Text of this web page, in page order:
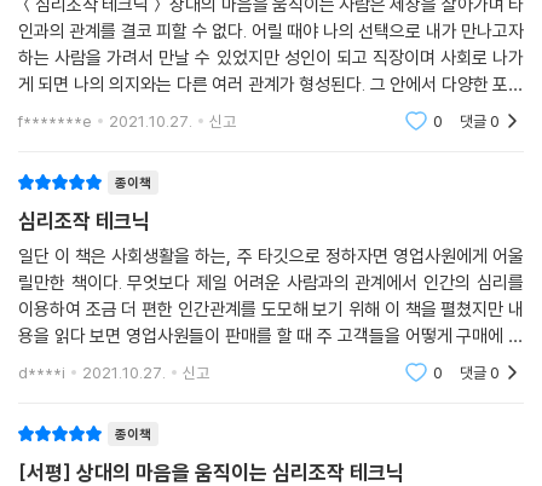
인과의 관계를 결코 피할 수 없다. 어릴 때야 나의 선택으로 내가 만나고자
하는 사람을 가려서 만날 수 있었지만 성인이 되고 직장이며 사회로 나가
게 되면 나의 의지와는 다른 여러 관계가 형성된다. 그 안에서 다양한 포지
션을 경험하게 되고 극도의 피로감과 내 맘대로 되지 않는 답답함을 느끼
f*******e 2021.10.27. 신고 0 댓글0
종이책
심리조작 테크닉
일단 이 책은 사회생활을 하는, 주 타깃으로 정하자면 영업사원에게 어울
릴만한 책이다. 무엇보다 제일 어려운 사람과의 관계에서 인간의 심리를
이용하여 조금 더 편한 인간관계를 도모해 보기 위해 이 책을 펼쳤지만 내
용을 읽다 보면 영업사원들이 판매를 할 때 주 고객들을 어떻게 구매에 끌
어들이지에 관해 도움이 되는 심리 테크닉이 많이 실려 있는 것을 볼 수 있
d****i 2021.10.27. 신고 0 댓글0
종이책
[서평] 상대의 마음을 움직이는 심리조작 테크닉